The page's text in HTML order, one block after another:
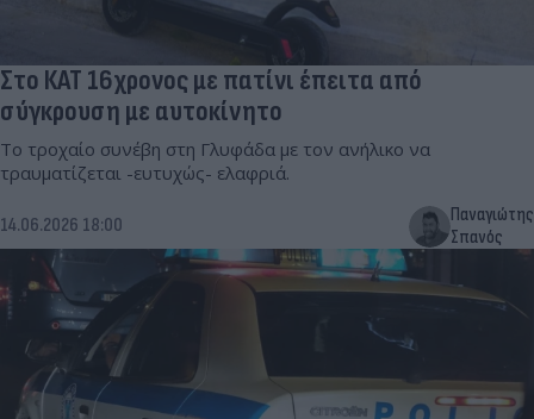
Στο ΚΑΤ 16χρονος με πατίνι έπειτα από
σύγκρουση με αυτοκίνητο
Το τροχαίο συνέβη στη Γλυφάδα με τον ανήλικο να
τραυματίζεται -ευτυχώς- ελαφριά.
14.06.2026 18:00
Παναγιώτης
Σπανός